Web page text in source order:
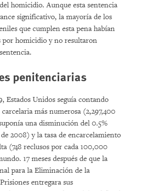
homicidio. Aunque esta sentencia
significativo, la mayoría de los
que cumplen esta pena habían
por homicidio y no resultaron
penitenciarias
Estados Unidos seguía contando
más numerosa (2,297,400
una disminución del 0.5%
2008) y la tasa de encarcelamiento
(748 reclusos por cada 100,000
17 meses después de que la
para la Eliminación de la
entregara sus